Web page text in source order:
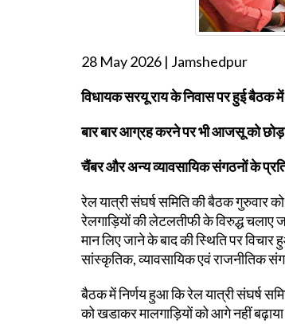
28 May 2026 | Jamshedpur
विधायक सरयू राय के निवास पर हुई
बार बार आग्रह करने पर भी आजसू को छोड़
चैंबर और अन्य व्यावसायिक संगठनों के प्रति
रेल यात्री संघर्ष समिति की बैठक गुरुवार
रेलगाड़ियों की लेटलतीफी के विरुद्ध चलाए
मान लिए जाने के बाद की स्थिति पर
सांस्कृतिक, व्यावसायिक एवं राजनीतिक
बैठक में निर्णय हुआ कि रेल यात्री संघर्ष
को खडाकर मालगाड़ियों को आगे नहीं बढ़ाया